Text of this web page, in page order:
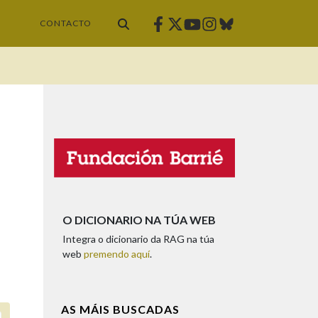
CONTACTO Facebook
Twitter
Youtube
Instagram
Bluesky
O DICIONARIO NA TÚA WEB
Integra o dicionario da RAG na túa
web premendo aquí.
AS MÁIS BUSCADAS